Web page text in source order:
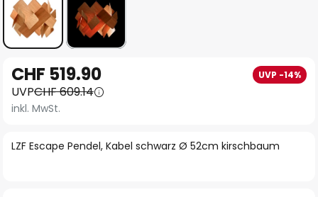
Anfang
der
Bildgalerie
LZF Escape Pendel, Kabel schwarz Ø 52cm kirschbaum
CHF 519.90 UVP -14%
UVPCHF 609.14
inkl. MwSt.